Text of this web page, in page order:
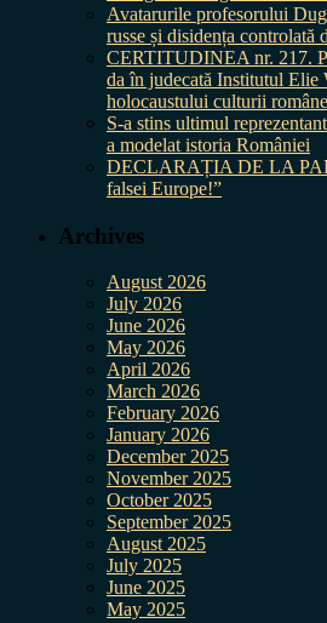
Avatarurile profesorului
russe și disidența controlată
CERTITUDINEA nr. 217.
da în judecată Institutul Elie
holocaustului culturii
S-a stins ultimul
a modelat istoria României
DECLARAȚIA DE LA
falsei Europe!”
Archives
August 2026
July 2026
June 2026
May 2026
April 2026
March 2026
February 2026
January 2026
December 2025
November 2025
October 2025
September 2025
August 2025
July 2025
June 2025
May 2025